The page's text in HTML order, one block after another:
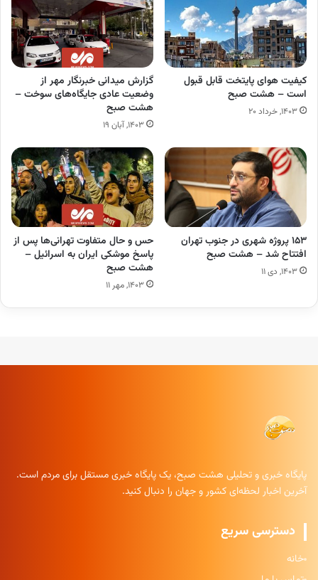
کیفیت هوای پایتخت قابل قبول
است – هشت صبح
۱۴۰۳, خرداد ۲۰
گزارش میدانی خبرنگار مهر از
وضعیت عادی جایگاه‌های سوخت –
هشت صبح
۱۴۰۳, آبان ۱۹
۱۵۳ پروژه شهری در جنوب تهران
افتتاح شد – هشت صبح
۱۴۰۳, دی ۱۱
حس و حال متفاوت تهرانی‌ها پس از
پاسخ موشکی ایران به اسرائیل –
هشت صبح
۱۴۰۳, مهر ۱۱
پایگاه خبری و تحلیلی هشت صبح، یک پایگاه خبری مستقل برای مردم است.
آخرین اخبار لحظه‌ای کشور و جهان را دنبال کنید.
دسترسی سریع
خانه